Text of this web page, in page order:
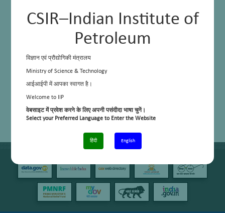
CSIR–Indian Institute of
Petroleum
विज्ञान एवं प्रौद्योगिकी मंत्रालय
Ministry of Science & Technology
आईआईपी में आपका स्वागत है।
Welcome to IIP
वेबसाइट में प्रवेश करने के लिए अपनी पसंदीदा भाषा चुनें।
Select your Preferred Language to Enter the Website
हिंदी English
On Going Projects
People
Sudip K Ganguly
Sunil Kumar
Sitemap
Supports
Technicians
THOXCAT ES
Sample Page